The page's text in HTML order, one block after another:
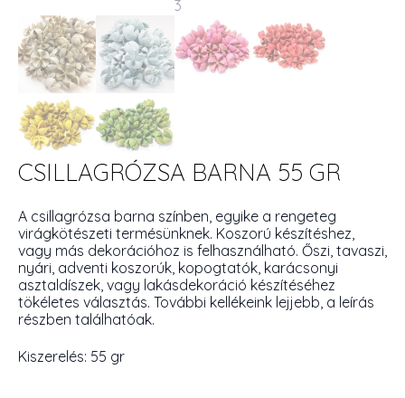
CSILLAGRÓZSA BARNA 55 GR
A csillagrózsa barna színben, egyike a rengeteg
virágkötészeti termésünknek. Koszorú készítéshez,
vagy más dekorációhoz is felhasználható. Őszi, tavaszi,
nyári, adventi koszorúk, kopogtatók, karácsonyi
asztaldíszek, vagy lakásdekoráció készítéséhez
tökéletes választás. További kellékeink lejjebb, a leírás
részben találhatóak.
Kiszerelés: 55 gr